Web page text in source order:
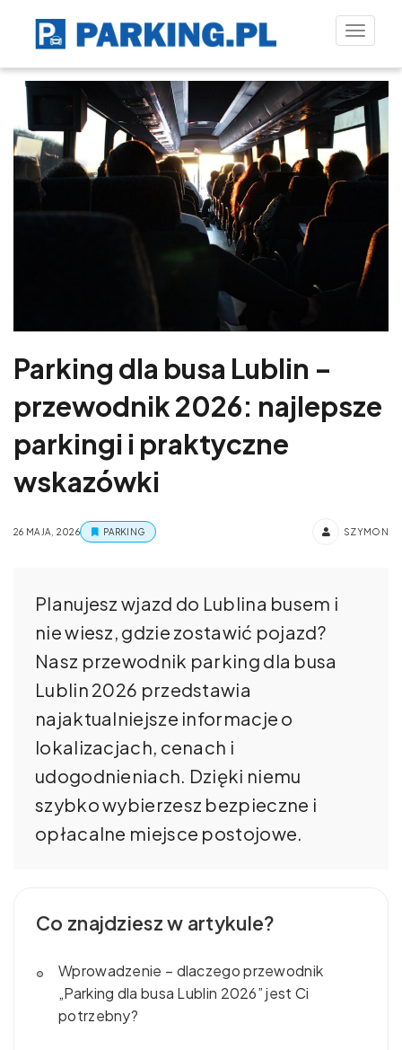
Toggle
Parking dla busa Lublin –
przewodnik 2026: najlepsze
parkingi i praktyczne
wskazówki
26 MAJA, 2026 PARKING SZYMON
Planujesz wjazd do Lublina busem i
nie wiesz, gdzie zostawić pojazd?
Nasz przewodnik parking dla busa
Lublin 2026 przedstawia
najaktualniejsze informacje o
lokalizacjach, cenach i
udogodnieniach. Dzięki niemu
szybko wybierzesz bezpieczne i
opłacalne miejsce postojowe.
Co znajdziesz w artykule?
Wprowadzenie – dlaczego przewodnik
„Parking dla busa Lublin 2026” jest Ci
potrzebny?